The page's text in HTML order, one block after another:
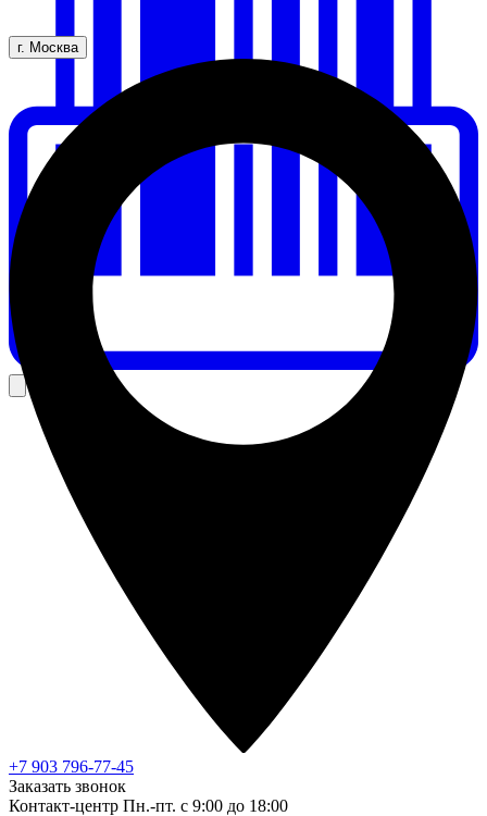
+7 903 796-77-45
Заказать звонок
Контакт-центр Пн.-пт. с 9:00 до 18:00